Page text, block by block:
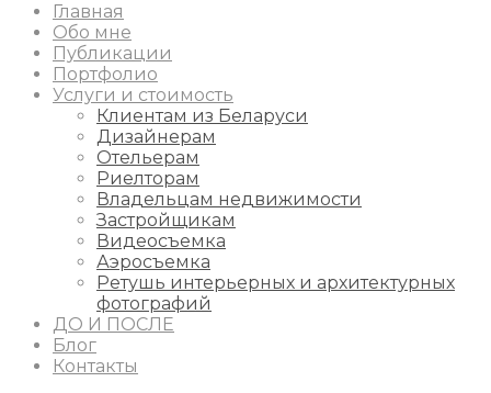
Главная
Обо мне
Публикации
Портфолио
Услуги и стоимость
Клиентам из Беларуси
Дизайнерам
Отельерам
Риелторам
Владельцам недвижимости
Застройщикам
Видеосъемка
Аэросъемка
Ретушь интерьерных и архитектурных
фотографий
ДО И ПОСЛЕ
Блог
Контакты